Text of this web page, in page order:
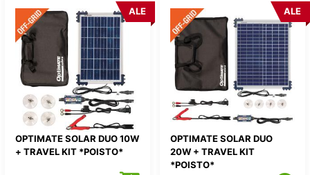
OPTIMATE SOLAR DUO 10W
+ TRAVEL KIT *POISTO*
ALE
OPTIMATE SOLAR DUO
20W + TRAVEL KIT
*POISTO*
ALE